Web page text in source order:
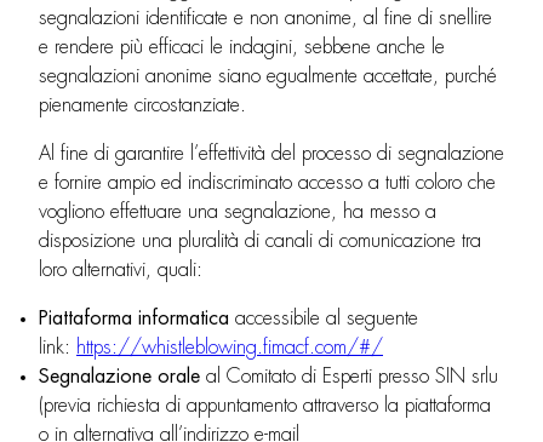
segnalazioni identificate e non anonime, al fine di snellire
e rendere più efficaci le indagini, sebbene anche le
segnalazioni anonime siano egualmente accettate, purché
pienamente circostanziate.
Al fine di garantire l’effettività del processo di segnalazione
e fornire ampio ed indiscriminato accesso a tutti coloro che
vogliono effettuare una segnalazione, ha messo a
disposizione una pluralità di canali di comunicazione tra
loro alternativi, quali:
Piattaforma informatica accessibile al seguente
link: https://whistleblowing.fimacf.com/#/
Segnalazione orale al Comitato di Esperti presso SIN srlu
(previa richiesta di appuntamento attraverso la piattaforma
o in alternativa all’indirizzo e-mail